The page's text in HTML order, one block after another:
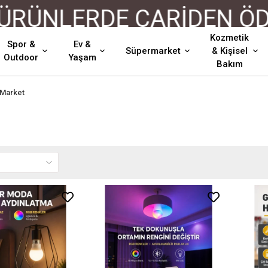
CARİDEN
Spor &
Outdoor
Ev &
Yaşam
Süpermarket
Kozmetik
& Kişisel
Bakım